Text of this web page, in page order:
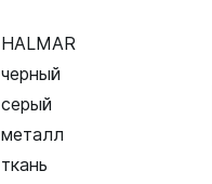
HALMAR
черный
серый
металл
ткань